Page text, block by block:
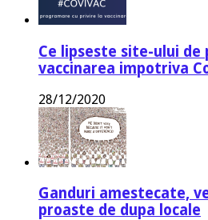
Ce lipseste site-ului de
vaccinarea impotriva
28/12/2020
Ganduri amestecate,
proaste de dupa locale